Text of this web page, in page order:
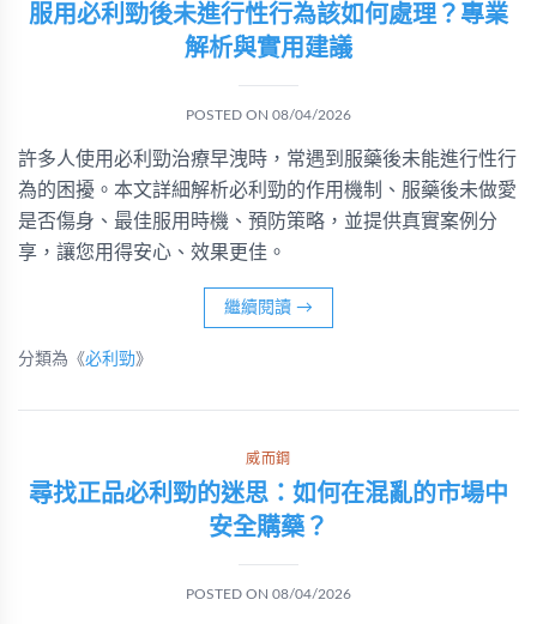
服用必利勁後未進行性行為該如何處理？專業
解析與實用建議
POSTED ON 08/04/2026
許多人使用必利勁治療早洩時，常遇到服藥後未能進行性行
為的困擾。本文詳細解析必利勁的作用機制、服藥後未做愛
是否傷身、最佳服用時機、預防策略，並提供真實案例分
享，讓您用得安心、效果更佳。
繼續閱讀 →
分類為《必利勁》
威而鋼
尋找正品必利勁的迷思：如何在混亂的市場中
安全購藥？
POSTED ON 08/04/2026